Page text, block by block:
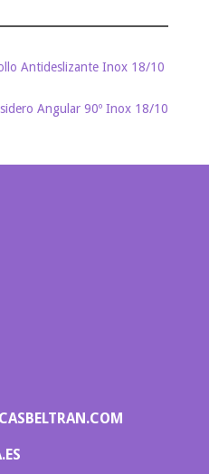
Antideslizante Inox 18/10
Angular 90º Inox 18/10